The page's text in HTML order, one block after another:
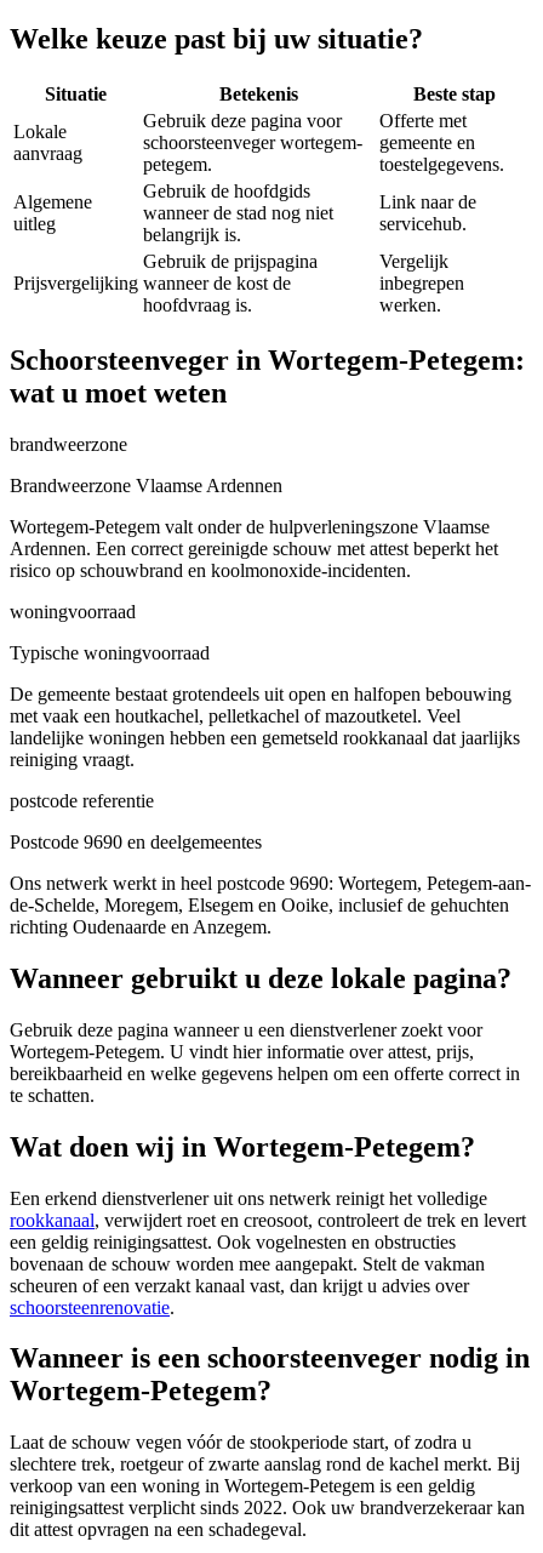
Welke keuze past bij uw situatie?
Situatie Betekenis
Beste stap
Lokale
aanvraag
Gebruik deze pagina voor
schoorsteenveger wortegem-
petegem.
Offerte met
gemeente en
toestelgegevens.
Algemene
uitleg
Gebruik de hoofdgids
wanneer de stad nog niet
belangrijk is.
Link naar de
servicehub.
Prijsvergelijking
Gebruik de prijspagina
wanneer de kost de
hoofdvraag is.
Vergelijk
inbegrepen
werken.
Schoorsteenveger in Wortegem-Petegem:
wat u moet weten
brandweerzone
Brandweerzone Vlaamse Ardennen
Wortegem-Petegem valt onder de hulpverleningszone Vlaamse
Ardennen. Een correct gereinigde schouw met attest beperkt het
risico op schouwbrand en koolmonoxide-incidenten.
woningvoorraad
Typische woningvoorraad
De gemeente bestaat grotendeels uit open en halfopen bebouwing
met vaak een houtkachel, pelletkachel of mazoutketel. Veel
landelijke woningen hebben een gemetseld rookkanaal dat jaarlijks
reiniging vraagt.
postcode referentie
Postcode 9690 en deelgemeentes
Ons netwerk werkt in heel postcode 9690: Wortegem, Petegem-aan-
de-Schelde, Moregem, Elsegem en Ooike, inclusief de gehuchten
richting Oudenaarde en Anzegem.
Wanneer gebruikt u deze lokale pagina?
Gebruik deze pagina wanneer u een dienstverlener zoekt voor
Wortegem-Petegem. U vindt hier informatie over attest, prijs,
bereikbaarheid en welke gegevens helpen om een offerte correct in
te schatten.
Wat doen wij in Wortegem-Petegem?
Een erkend dienstverlener uit ons netwerk reinigt het volledige
rookkanaal, verwijdert roet en creosoot, controleert de trek en levert
een geldig reinigingsattest. Ook vogelnesten en obstructies
bovenaan de schouw worden mee aangepakt. Stelt de vakman
scheuren of een verzakt kanaal vast, dan krijgt u advies over
schoorsteenrenovatie.
Wanneer is een schoorsteenveger nodig in
Wortegem-Petegem?
Laat de schouw vegen vóór de stookperiode start, of zodra u
slechtere trek, roetgeur of zwarte aanslag rond de kachel merkt. Bij
verkoop van een woning in Wortegem-Petegem is een geldig
reinigingsattest verplicht sinds 2022. Ook uw brandverzekeraar kan
dit attest opvragen na een schadegeval.